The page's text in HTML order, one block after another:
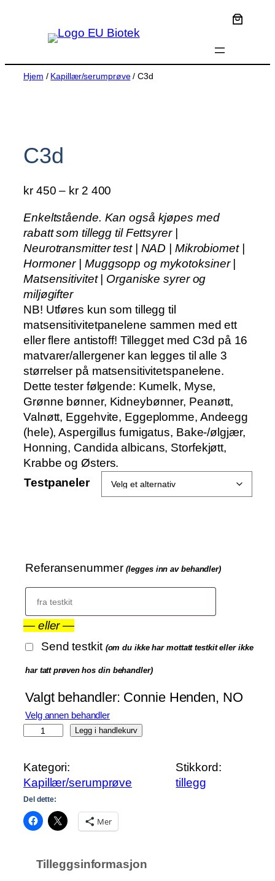
Hjem / Kapillær/serumprøve/ C3d
C3d
kr450 – kr2 400
i
s
o
m
r
d
e
:
k
r
4
5
0
t
i
l
k
4
0
Enkeltstående. Kan også kjøpes med
rabatt som tillegg til Fettsyrer |
Neurotransmitter test | NAD | Mikrobiomet |
Hormoner | Muggsopp og mykotoksiner |
Matsensitivitet | Organiske syrer og
miljøgifter
NB! Utføres kun som tillegg til
matsensitivitetpanelene sammen med ett
eller flere antistoff! Tillegget med C3d på 16
matvarer/allergener kan legges til alle 3
størrelser på matsensitivitetspanelene.
Dette tester følgende: Kumelk, Myse,
Grønne bønner, Kidneybønner, Peanøtt,
Valnøtt, Eggehvite, Eggeplomme, Andeegg
(hele), Aspergillus fumigatus, Bake-/ølgjær,
Honning, Candida albicans, Storfekjøtt,
Krabbe og Østers.
Testpaneler
Referansenummer(legges inn av behandler)
— eller—
Send testkit (om du ikke har mottatt testkit eller ikke
har tatt prøven hos din behandler)
Valgt behandler: Connie Henden, NO
Velg annen behandler
d
a
a
Legg i handlekurv
Kategori:
Kapillær/serumprøve
Stikkord:
tillegg
Del dette:
Mer
Tilleggsinformasjon